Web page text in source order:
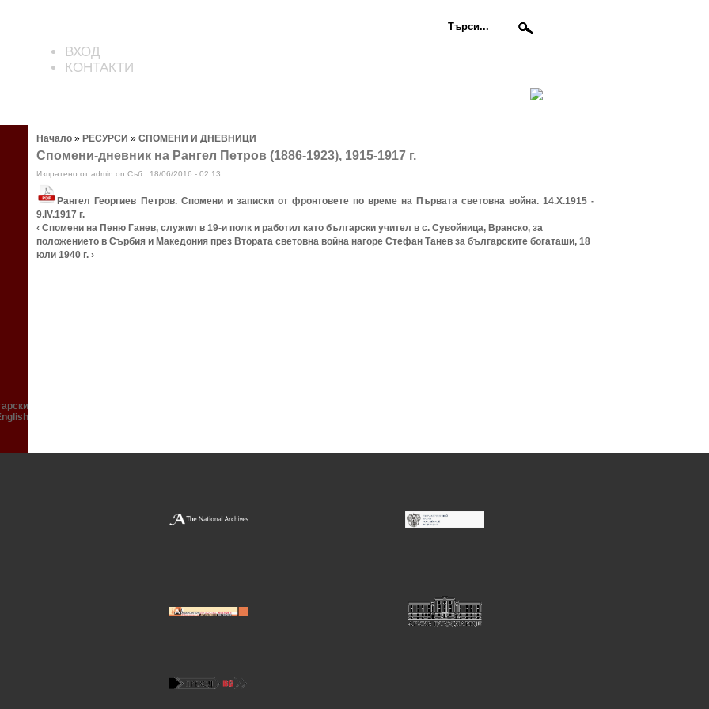
ВХОД
КОНТАКТИ
Начало » РЕСУРСИ »СПОМЕНИ И ДНЕВНИЦИ
Спомени-дневник на Рангел Петров (1886-1923), 1915-1917 г.
Изпратено от admin on Съб., 18/06/2016 - 02:13
Рангел Георгиев Петров. Спомени и записки от фронтовете по време на Първата световна война. 14.Х.1915 -
9.IV.1917 г.
‹ Спомени на Пеню Ганев, служил в 19-и полк и работил като български учител в с. Сувойница, Вранско, за
положението в Сърбия и Македония през Втората световна война нагоре Стефан Танев за българските богаташи, 18
юли 1940 г. ›